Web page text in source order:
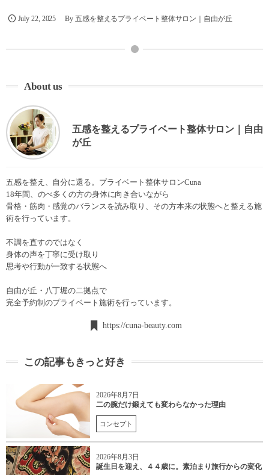
July 22, 2025 By 五感を整えるプライベート整体サロン｜自由が丘
About us
五感を整えるプライベート整体サロン｜自由
が丘
五感を整え、自分に還る。プライベート整体サロンCuna
18年間、のべ多くの方の身体に向き合いながら
骨格・筋肉・感覚のバランスを読み取り、その方本来の状態へと整える施
術を行っています。
不調を直すのではなく
身体の声を丁寧に受け取り
思考や行動が一致する状態へ
自由が丘・八丁堀の二拠点で
完全予約制のプライベート施術を行っています。
https://cuna-beauty.com
この記事もきっと好き
2026年8月7日
二の腕だけ鍛えても変わらなかった理由
コンセプト
2026年8月3日
誕生日を迎え、４４歳に。素泊まり旅行からの変化